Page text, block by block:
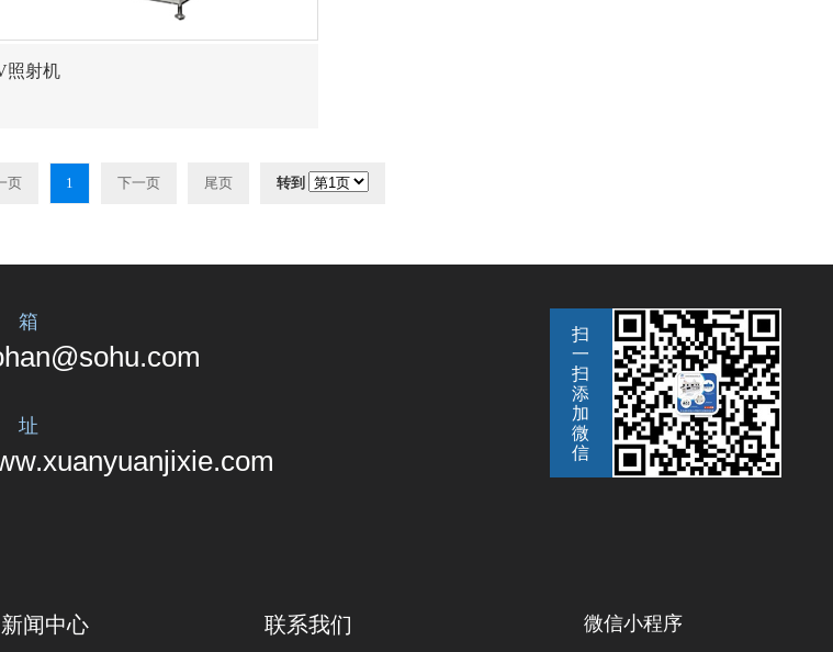
照射机
页 1 下一页 尾页 转到
箱
址
扫
一
扫
添
加
微
信
新闻中心 联系我们
手机二维码 微信小程序